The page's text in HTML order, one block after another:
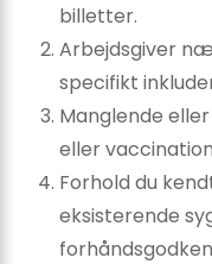
billetter.
Arbejdsgiver
specifikt
Manglende
eller
Forhold du
eksisterende